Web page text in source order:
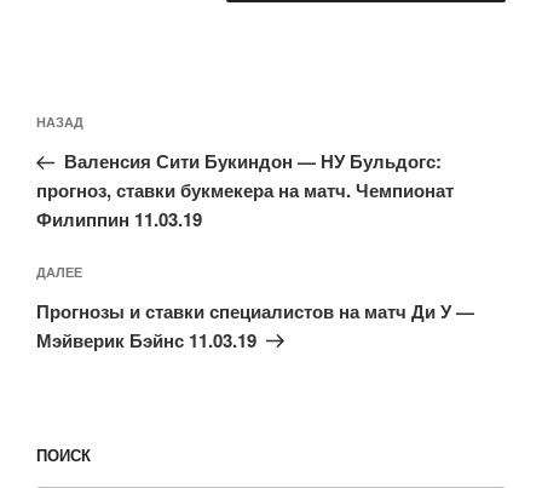
по
записям
Предыдущая
запись:
НАЗАД
Валенсия Сити Букиндон — НУ Бульдогс:
прогноз, ставки букмекера на матч. Чемпионат
Филиппин 11.03.19
Следующая
запись
ДАЛЕЕ
Прогнозы и ставки специалистов на матч Ди У —
Мэйверик Бэйнс 11.03.19
ПОИСК